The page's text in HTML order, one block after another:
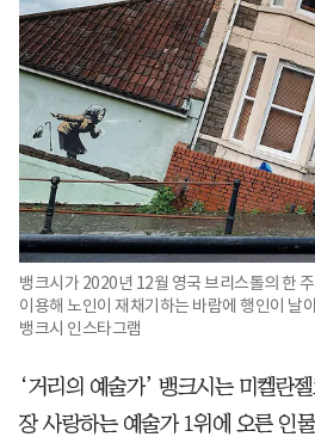
뱅크시가 2020년 12월 영국 브리스톨의 한
이용해 노인이 재채기하는 바람에 행인이 날
뱅크시 인스타그램
‘거리의 예술가’ 뱅크시는 미켈란
장 사랑하는 예술가 1위에 오른 인